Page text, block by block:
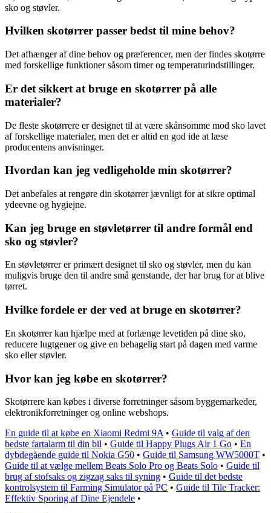
sko og støvler.
Hvilken skotørrer passer bedst til mine behov?
Det afhænger af dine behov og præferencer, men der findes skotørre
med forskellige funktioner såsom timer og temperaturindstillinger.
Er det sikkert at bruge en skotørrer på alle
materialer?
De fleste skotørrere er designet til at være skånsomme mod sko lavet
af forskellige materialer, men det er altid en god ide at læse
producentens anvisninger.
Hvordan kan jeg vedligeholde min skotørrer?
Det anbefales at rengøre din skotørrer jævnligt for at sikre optimal
ydeevne og hygiejne.
Kan jeg bruge en støvletørrer til andre formål end
sko og støvler?
En støvletørrer er primært designet til sko og støvler, men du kan
muligvis bruge den til andre små genstande, der har brug for at blive
tørret.
Hvilke fordele er der ved at bruge en skotørrer?
En skotørrer kan hjælpe med at forlænge levetiden på dine sko,
reducere lugtgener og give en behagelig start på dagen med varme
sko eller støvler.
Hvor kan jeg købe en skotørrer?
Skotørrere kan købes i diverse forretninger såsom byggemarkeder,
elektronikforretninger og online webshops.
En guide til at købe en Xiaomi Redmi 9A • Guide til valg af den
bedste fartalarm til din bil • Guide til Happy Plugs Air 1 Go • En
dybdegående guide til Nokia G50 • Guide til Samsung WW5000T •
Guide til at vælge mellem Beats Solo Pro og Beats Solo • Guide til
brug af stofsaks og zigzag saks til syning • Guide til det bedste
kontrolsystem til Farming Simulator på PC • Guide til Tile Tracker:
Effektiv Sporing af Dine Ejendele •